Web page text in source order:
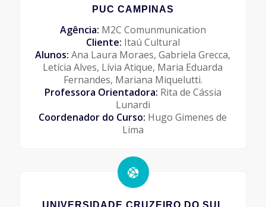
PUC CAMPINAS
Agência: M2C Comunmunication
Cliente: Itaú Cultural
Alunos: Ana Laura Moraes, Gabriela Grecca,
Letícia Alves, Lívia Atique, Maria Eduarda
Fernandes, Mariana Miquelutti.
Professora Orientadora: Rita de Cássia
Lunardi
Coordenador do Curso: Hugo Gimenes de
Lima
UNIVERSIDADE CRUZEIRO DO SUL